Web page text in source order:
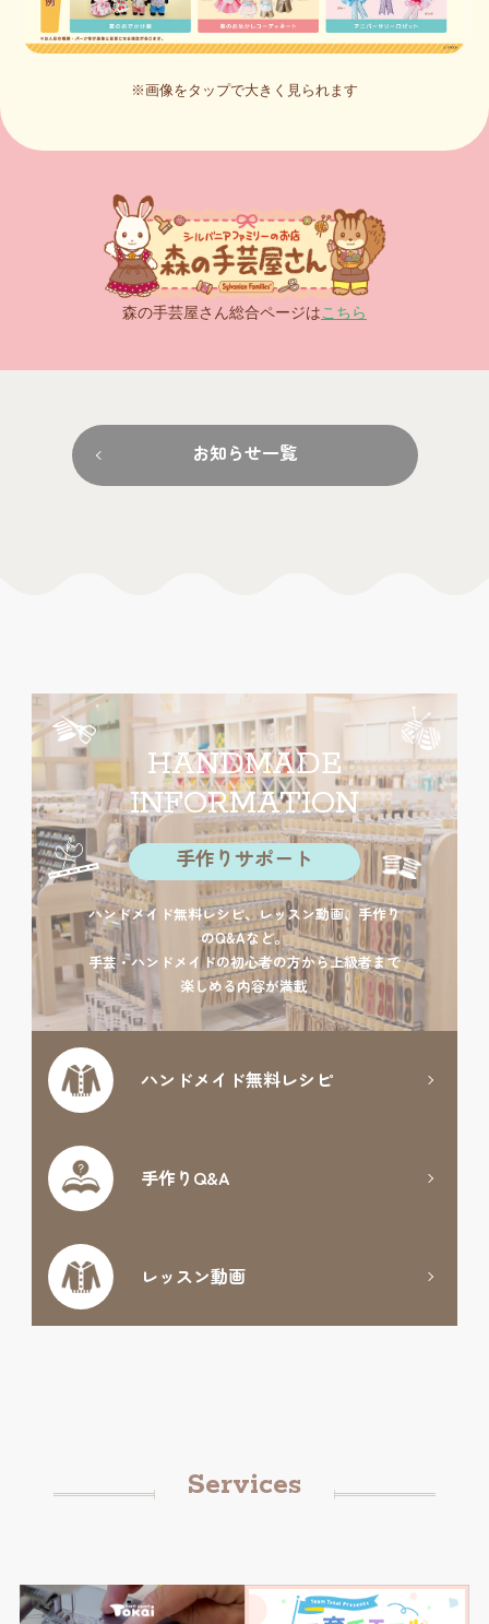
※画像をタップで大きく見られます
森の手芸屋さん総合ページは こちら
お知らせ一覧
HANDMADE
INFORMATION
手作りサポート
ハンドメイド無料レシピ、レッスン動画、手作り
のQ&Aなど。
手芸・ハンドメイドの初心者の方から上級者まで
楽しめる内容が満載
ハンドメイド無料レシピ
手作りQ&A
レッスン動画
Services